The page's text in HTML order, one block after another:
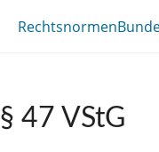
Rechtsnormen
§ 47 VStG